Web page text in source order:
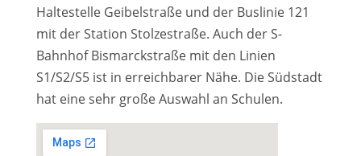
Haltestelle Geibelstraße und der Buslinie 121
mit der Station Stolzestraße. Auch der S-
Bahnhof Bismarckstraße mit den Linien
S1/S2/S5 ist in erreichbarer Nähe. Die Südstadt
hat eine sehr große Auswahl an Schulen.